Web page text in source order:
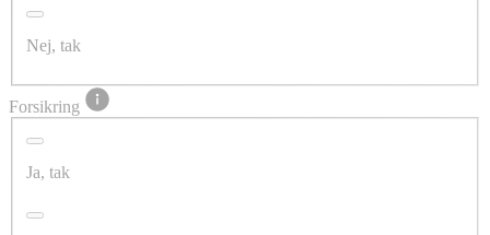
Nej, tak
Forsikring
Ja, tak